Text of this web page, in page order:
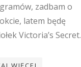
zadbam o
latem będę
Victoria’s Secret.